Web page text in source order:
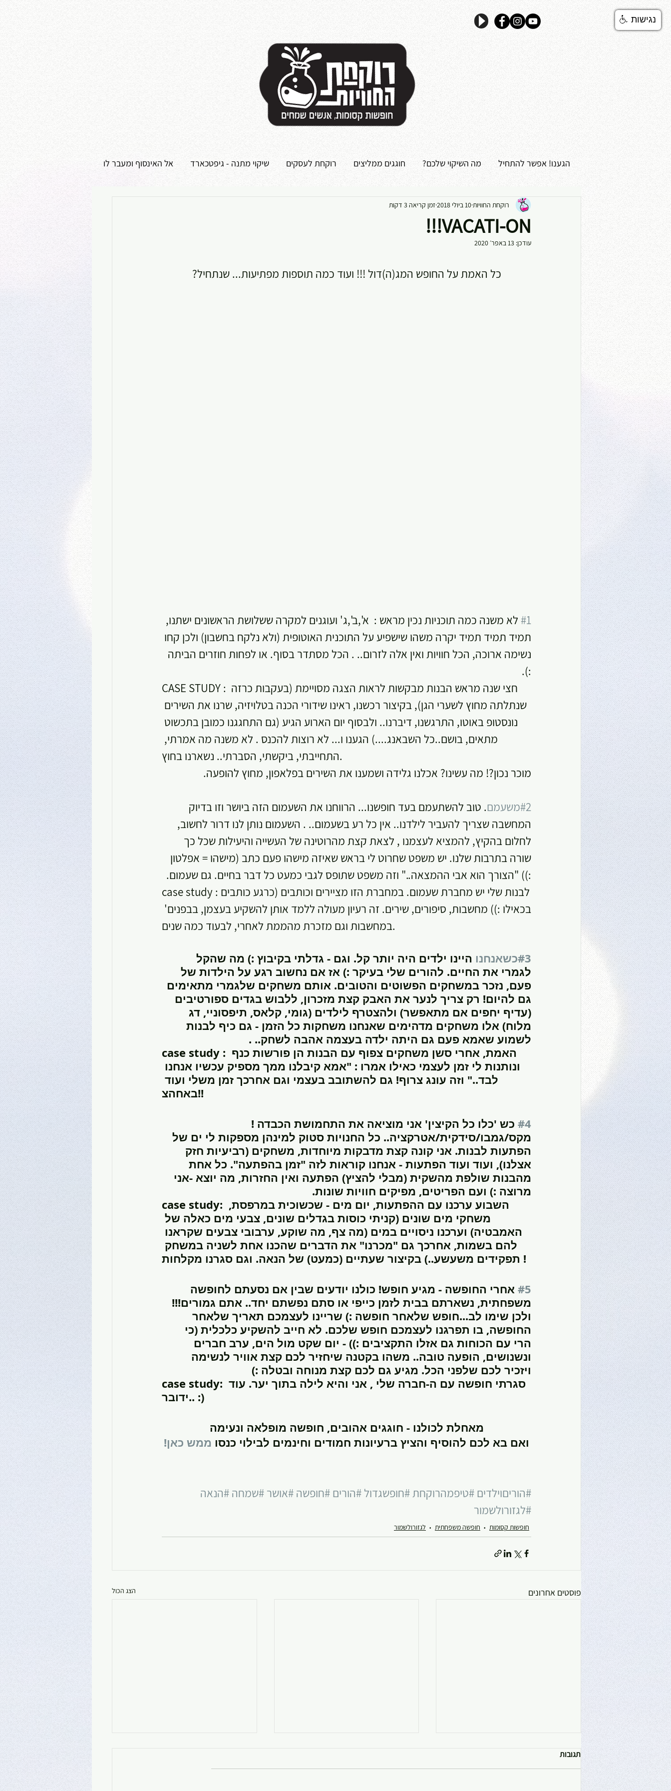
הגענו! אפשר להתחיל מה השיקוי שלכם? חוגגים ממליצים רוקחת לעסקים שיקוי מתנה - גיפטכארד אל האינסוף ומעבר לו
VACATI-ON!!!
רוקחת החוויות 10 ביולי 2018 זמן קריאה 3 דקות
עודכן: 13 באפר׳ 2020
כל האמת על החופש המג(ה)דול !!! ועוד כמה תוספות מפתיעות... שנתחיל?
#1 לא משנה כמה תוכניות נכין מראש :  א',ב',ג' ועוגנים למקרה ששלושת הראשונים ישתנו,
תמיד תמיד תמיד יקרה משהו שישפיע על התוכנית האוטופית (ולא נלקח בחשבון) ולכן קחו
נשימה ארוכה, הכל חוויות ואין אלה לזרום.. . הכל מסתדר בסוף. או לפחות חוזרים הביתה
:).
CASE STUDY : חצי שנה מראש הבנות מבקשות לראות הצגה מסויימת (בעקבות כרזה
שנתלתה מחוץ לשערי הגן), בקיצור רכשנו, ראינו שידורי הכנה בטלויזיה, שרנו את השירים
נונסטופ באוטו, התרגשנו, דיברנו.. ולבסוף יום הארוע הגיע (גם התחגגנו כמובן בתכשוט
מתאים, בושם..כל השבאנג....) הגענו ו... לא רוצות להכנס . לא משנה מה אמרתי,
התחייבתי, ביקשתי, הסברתי.. נשארנו בחוץ.
מוכר נכון?! מה עשינו? אכלנו גלידה ושמענו את השירים בפלאפון, מחוץ להופעה.
#2משעמם
. טוב להשתעמם בעד חופשנו... הרווחנו את השעמום הזה ביושר וזו בדיוק
המחשבה שצריך להעביר לילדנו.. אין כל רע בשעמום.. . השעמום נותן לנו דרור לחשוב,
לחלום בהקיץ, להמציא לעצמנו , לצאת קצת מהרוטינה של העשייה והיעילות שכל כך
שורה בתרבות שלנו. יש משפט שחרוט לי בראש שאיזה מישהו פעם כתב (מישהו = אפלטון
:)) "הצורך הוא אבי ההמצאה.." וזה משפט שתופס לגבי כמעט כל דבר בחיים. גם שעמום.
case study :לבנות שלי יש מחברת שעמום. במחברת הזו מציירים וכותבים (כרגע כותבים
בכאילו :)) מחשבות, סיפורים, שירים. זה רעיון מעולה ללמד אותן להשקיע בעצמן, בבפנים'
במחשבות וגם מזכרת מהממת לאחרי, לבעוד כמה שנים.
#3כשאנחנו
היינו ילדים היה יותר קל. וגם - גדלתי בקיבוץ :) מה שהקל
לגמרי את החיים. להורים שלי בעיקר :) אז אם נחשוב רגע על הילדות של
פעם, נזכר במשחקים הפשוטים והטובים. אותם משחקים שלגמרי מתאימים
גם להיום! רק צריך לנער את האבק קצת מזכרון, ללבוש בגדים ספורטיבים
(עדיף יחפים אם מתאפשר) ולהצטרף לילדים (גומי, קלאס, תיפסוניי, דג
מלוח) אלו משחקים מדהימים שאנחנו משחקות כל הזמן - גם כיף לבנות
לשמוע שאמא פעם גם היתה ילדה בעצמה אהבה לשחק.. .
case study : האמת, אחרי סשן משחקים צפוף עם הבנות הן פורשות כנף
ונותנות לי זמן לעצמי כאילו אמרו : "אמא קיבלנו ממך מספיק עכשיו אנחנו
לבד.." וזה עונג צרוף! גם להשתובב בעצמי וגם אחרכך זמן משלי ועוד
באחהצ!!
#4 כש 'כלו כל הקיצין' אני מוציאה את התחמושת הכבדה !
מקס/גמבו/סידקית/אטרקציה.. כל החנויות סטוק למינהן מספקות לי ים של
הפתעות לבנות. אני קונה קצת מדבקות מיוחדות, משחקים (רביעיות חזק
אצלנו), ועוד ועוד הפתעות - אנחנו קוראות לזה "זמן בהפתעה". כל אחת
מהבנות שולפת מהשקית (מבלי להציץ) הפתעה ואין החזרות, מה יוצא -אני
מרוצה :) ועם הפריטים, מפיקים חוויות שונות.
case study: השבוע ערכנו עם ההפתעות, יום מים - שכשוכית במרפסת,
משחקי מים שונים (קניתי כוסות בגדלים שונים, צבעי מים כאלה של
האמבטיה) וערכנו ניסויים במים (מה צף, מה שוקע, ערבובי צבעים שקראנו
להם בשמות, אחרכך גם "מכרנו" את הדברים שהכנו אחת לשניה במשחק
תפקידים משעשע..) בקיצור שעתיים (כמעט) של הנאה. וגם סגרנו מקלחות !
#5 אחרי החופשה - מגיע חופש! כולנו יודעים שבין אם נסעתם לחופשה
משפחתית, נשארתם בבית לזמן כייפי או סתם נפשתם יחד.. אתם גמורים!!!
ולכן שימו לב...חופש שלאחר חופשה :) שריינו לעצמכם תאריך שלאחר
החופשה, בו תפרגנו לעצמכם חופש שלכם. לא חייב להשקיע כלכלית (כי
הרי עם הכוחות גם אזלו התקציבים :)) - יום שקט מול הים, ערב חברים
ונשנושים, הופעה טובה.. משהו בקטנה שיחזיר לכם קצת אוויר לנשימה
ויזכיר לכם שלפני הכל. מגיע גם לכם קצת מנוחה ובטלה :)
case study: סגרתי חופשה עם ה-חברה שלי , אני והיא לילה בתוך יער. עוד
ידובר.. :)
מאחלת לכולנו - חוגגים אהובים, חופשה מופלאה ונעימה
ואם בא לכם להוסיף והציץ ברעיונות חמודים וחינמים לבילוי כנסו ממש כאן!
#הוריםוילדים #טיפמהרוקחת#חופשגדול #הורים #חופשה #אושר #שמחה #הנאה
#לגזורולשמור
חופשות קסומות חופשה משפחתית לגזורולשמור
פוסטים אחרונים הצג הכול
תגובות
נגישות